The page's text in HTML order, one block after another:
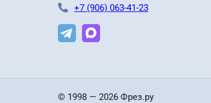
+7 (906) 063-41-23
© 1998 — 2026 Фрез.ру